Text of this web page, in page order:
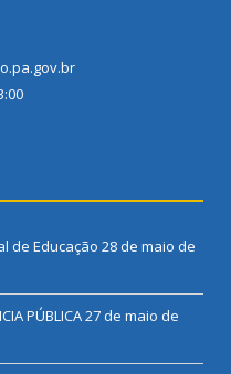
de Educação 28 de maio de
PÚBLICA27 de maio de